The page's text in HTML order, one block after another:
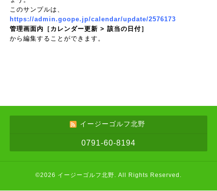
このサンプルは、
https://admin.goope.jp/calendar/update/2576173
管理画面内［カレンダー更新 > 該当の日付］
から編集することができます。
イージーゴルフ北野
0791-60-8194
©2026 イージーゴルフ北野. All Rights Reserved.